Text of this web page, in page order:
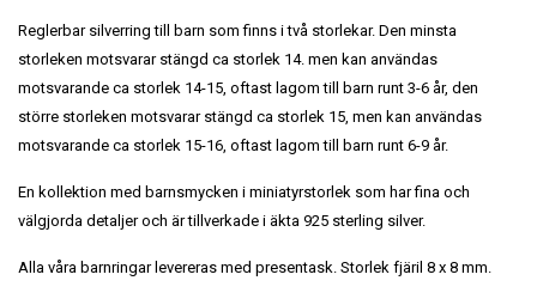
Reglerbar silverring till barn som finns i två storlekar. Den minsta
storleken motsvarar stängd ca storlek 14. men kan användas
motsvarande ca storlek 14-15, oftast lagom till barn runt 3-6 år, den
större storleken motsvarar stängd ca storlek 15, men kan användas
motsvarande ca storlek 15-16, oftast lagom till barn runt 6-9 år.
En kollektion med barnsmycken i miniatyrstorlek som har fina och
välgjorda detaljer och är tillverkade i äkta 925 sterling silver.
Alla våra barnringar levereras med presentask. Storlek fjäril 8 x 8 mm.